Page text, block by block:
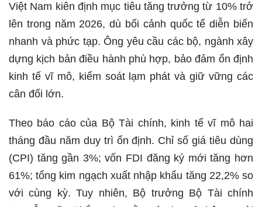
Việt Nam kiên định mục tiêu tăng trưởng từ 10% trở
lên trong năm 2026, dù bối cảnh quốc tế diễn biến
nhanh và phức tạp. Ông yêu cầu các bộ, ngành xây
dựng kịch bản điều hành phù hợp, bảo đảm ổn định
kinh tế vĩ mô, kiểm soát lạm phát và giữ vững các
cân đối lớn.
Theo báo cáo của Bộ Tài chính, kinh tế vĩ mô hai
tháng đầu năm duy trì ổn định. Chỉ số giá tiêu dùng
(CPI) tăng gần 3%; vốn FDI đăng ký mới tăng hơn
61%; tổng kim ngạch xuất nhập khẩu tăng 22,2% so
với cùng kỳ. Tuy nhiên, Bộ trưởng Bộ Tài chính